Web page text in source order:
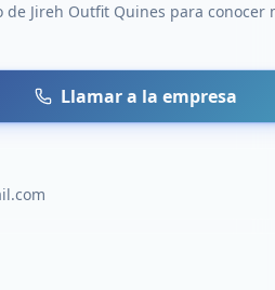
de Jireh Outfit Quines para conocer
Llamar a la empresa